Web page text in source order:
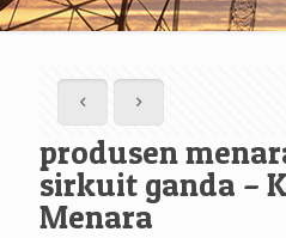
produsen
sirkuit ganda –
Menara